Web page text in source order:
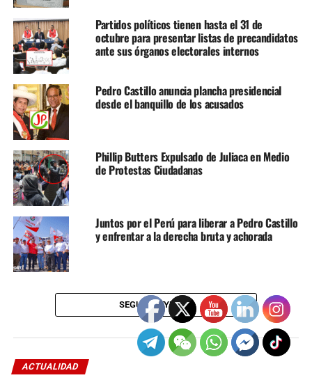
En un emotivo discurso, Sánchez saludó al pueblo
boliviano y a Morales, resaltando su liderazgo como una
inspiración para los movimientos populares. A cambio,
Morales expresó su apoyo a JP y a la lucha por la justicia
para Castillo, a quien defendió como víctima de un
sistema excluyente. Esta alianza, forjada en 2021 cuando
Verónica Mendoza era la candidata presidencial y ahora
reactivada con la presencia del máximo representante de
la organización política, busca fortalecer a la izquierda en
ambos países, según los mismos detractores de JP en
Perú.
Partidos políticos tienen hasta el 31 de
octubre para presentar listas de precandidatos
ante sus órganos electorales internos
Pedro Castillo anuncia plancha presidencial
desde el banquillo de los acusados
Phillip Butters Expulsado de Juliaca en Medio
de Protestas Ciudadanas
Juntos por el Perú para liberar a Pedro Castillo
y enfrentar a la derecha bruta y achorada
SEGUIR LEYENDO
ACTUALIDAD